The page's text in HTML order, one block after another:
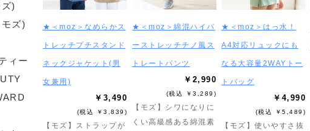
)
ズ)
ィー
★＜moz＞なめらかス
トレッチプチスタンド
ネックジャケット(男
女兼用)
￥3,490
(税込 ￥3,839)
【モズ】ストラップが
★＜moz＞綿混ハイパ
ーストレッチチノ風ス
トレートパンツ
￥2,990
(税込 ￥3,289)
【モズ】シワになりに
くい高級感ある綿混素
★＜moz＞はっ水！
A4対応リュックにも
なる大容量2WAYトー
トバッグ
￥4,990
(税込 ￥5,489)
【モズ】使いやすさ抜